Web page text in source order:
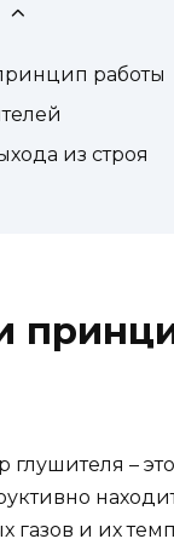
работы
из строя
глушителя –
газов и их